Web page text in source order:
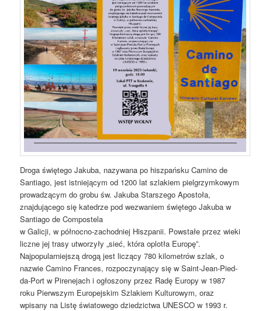
Droga świętego Jakuba, nazywana po hiszpańsku Camino de
Santiago, jest istniejącym od 1200 lat szlakiem pielgrzymkowym
prowadzącym do grobu św. Jakuba Starszego Apostoła,
znajdującego się katedrze pod wezwaniem świętego Jakuba w
Santiago de Compostela
w Galicji, w północno-zachodniej Hiszpanii. Powstałe przez wieki
liczne jej trasy utworzyły „sieć, która oplotła Europę”.
Najpopularniejszą drogą jest liczący 780 kilometrów szlak, o
nazwie Camino Frances, rozpoczynający się w Saint-Jean-Pied-
da-Port w Pirenejach i ogłoszony przez Radę Europy w 1987
roku Pierwszym Europejskim Szlakiem Kulturowym, oraz
wpisany na Listę światowego dziedzictwa UNESCO w 1993 r.